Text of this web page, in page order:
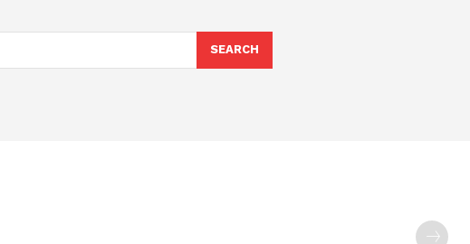
SEARCH